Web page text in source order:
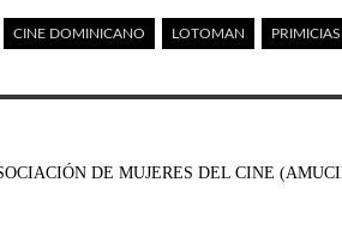
CINE DOMINICANO LOTOMAN PRIMICIAS
DE MUJERES DEL CINE